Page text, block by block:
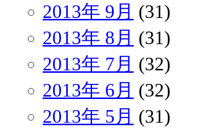
2013年 9月 (31)
2013年 8月 (31)
2013年 7月 (32)
2013年 6月 (32)
2013年 5月 (31)